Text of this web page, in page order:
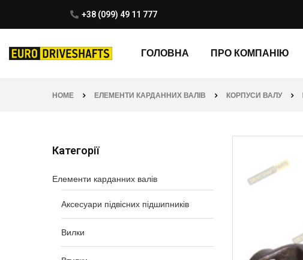
+38 (099) 49 11 777
ГОЛОВНА ПРО КОМПАНІЮ
HOME ЕЛЕМЕНТИ КАРДАННИХ ВАЛІВ КОРПУСИ ВАЛУ
Категорії
Елементи карданних валів
Аксесуари підвісних підшипників
Вилки